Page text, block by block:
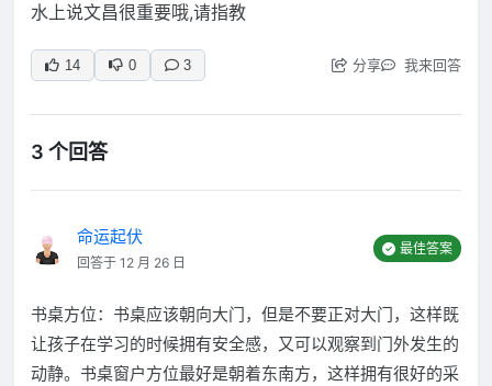
水上说文昌很重要哦,请指教
14 0 3 分享 我来回答
3 个回答
命运起伏
回答于 12 月 26 日
最佳答案
书桌方位：书桌应该朝向大门，但是不要正对大门，这样既
让孩子在学习的时候拥有安全感，又可以观察到门外发生的
动静。书桌窗户方位最好是朝着东南方，这样拥有很好的采